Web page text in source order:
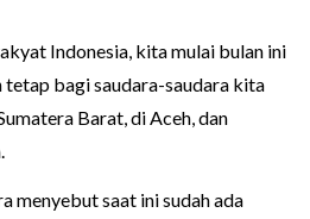
Indonesia, kita mulai bulan ini
tetap bagi saudara-saudara kita
Barat, di Aceh, dan
menyebut saat ini sudah ada